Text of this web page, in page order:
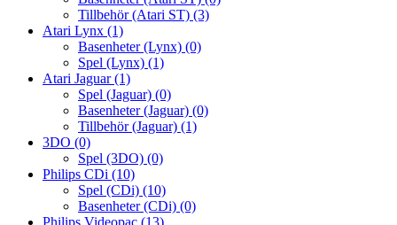
Tillbehör (Atari ST) (3)
Atari Lynx (1)
Basenheter (Lynx) (0)
Spel (Lynx) (1)
Atari Jaguar(1)
Spel (Jaguar) (0)
Basenheter (Jaguar) (0)
Tillbehör (Jaguar) (1)
3DO (0)
Spel (3DO) (0)
Philips CDi (10)
Spel (CDi) (10)
Basenheter (CDi) (0)